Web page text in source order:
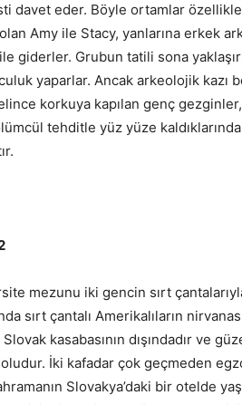
davet eder. Böyle ortamlar
Amy ile Stacy, yanlarına erkek
giderler. Grubun tatili sona
yaparlar. Ancak arkeolojik kazı
korkuya kapılan genç
tehditle yüz yüze
mezunu iki gencin sırt
sırt çantalı Amerikalıların
kasabasının dışındadır ve
İki kafadar çok geçmeden
Slovakya’daki bir otelde